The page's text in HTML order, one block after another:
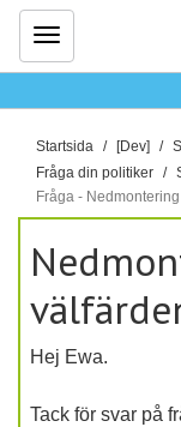
Meny
D
u
ä
h
r
:
Startsida [Dev]
Fråga din politiker
Fråga -
Hej Ewa.
Tack för svar på